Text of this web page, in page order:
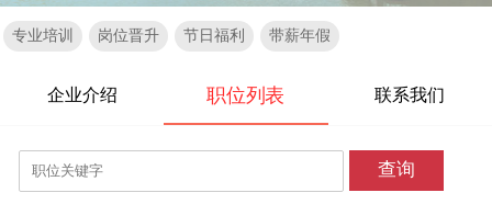
专业培训 岗位晋升 节日福利 带薪年假
企业介绍 职位列表 联系我们
查询